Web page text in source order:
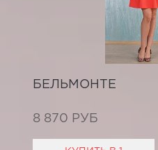
БЕЛЬМОНТЕ
8 870 РУБ